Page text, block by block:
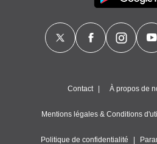
Contact À propos de
Mentions légales & Conditions
Politique de confidentialité